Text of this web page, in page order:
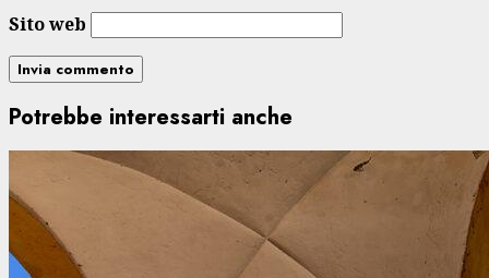
Sito web
Potrebbe interessarti anche